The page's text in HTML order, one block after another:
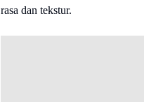
rasa dan tekstur.